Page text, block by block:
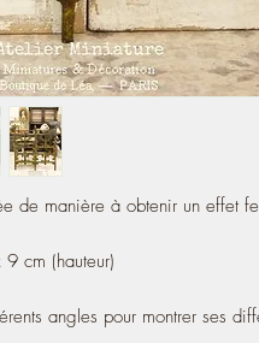
de manière à obtenir un effet
cm (hauteur)
angles pour montrer ses